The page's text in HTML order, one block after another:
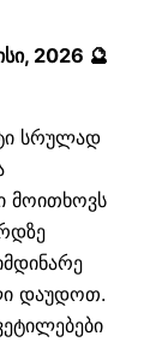
2026 🔮
სრულად
მოითხოვს
დაუდოთ.